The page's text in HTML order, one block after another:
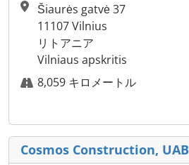
Šiaurės gatvė 37
11107 Vilnius
リトアニア
Vilniaus apskritis
8,059 キロメートル
Cosmos Construction, UAB